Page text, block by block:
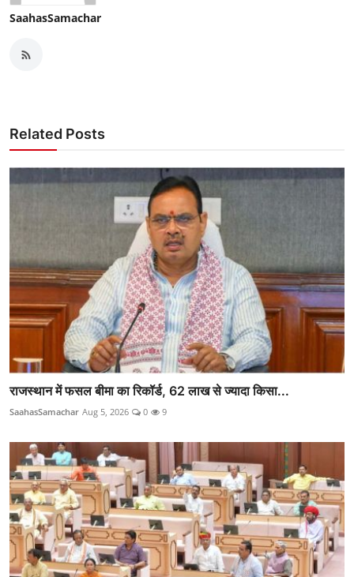
SaahasSamachar
Related Posts
राजस्थान में फसल बीमा का रिकॉर्ड, 62 लाख से ज्यादा किसा...
SaahasSamachar Aug 5, 2026 0 9